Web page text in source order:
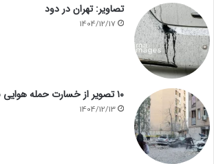
تصاویر: تهران در دود
1404/12/17
۱۰ تصویر از خسارت حمله هوایی به خیابان‌های تهران
1404/12/13